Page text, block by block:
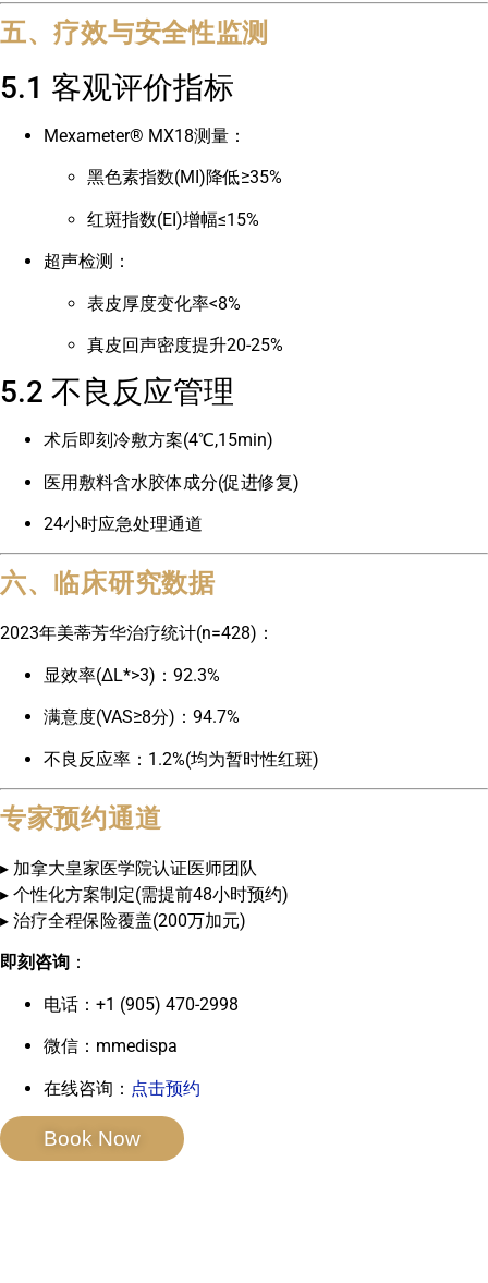
五、疗效与安全性监测
5.1 客观评价指标
Mexameter® MX18测量：
黑色素指数(MI)降低≥35%
红斑指数(EI)增幅≤15%
超声检测：
表皮厚度变化率<8%
真皮回声密度提升20-25%
5.2 不良反应管理
术后即刻冷敷方案(4℃,15min)
医用敷料含水胶体成分(促进修复)
24小时应急处理通道
六、临床研究数据
2023年美蒂芳华治疗统计(n=428)：
显效率(ΔL*>3)：92.3%
满意度(VAS≥8分)：94.7%
不良反应率：1.2%(均为暂时性红斑)
专家预约通道
▸ 加拿大皇家医学院认证医师团队
▸ 个性化方案制定(需提前48小时预约)
▸ 治疗全程保险覆盖(200万加元)
即刻咨询 ：
电话：+1 (905) 470-2998
微信：mmedispa
在线咨询： 点击预约
Book Now